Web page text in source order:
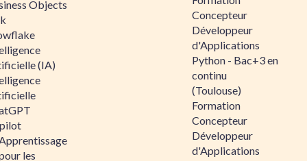
Objects
(IA)
les
Concepteur
Développeur
d'Applications
Python - Bac+3 en
continu
(Toulouse)
Formation
Concepteur
Développeur
d'Applications